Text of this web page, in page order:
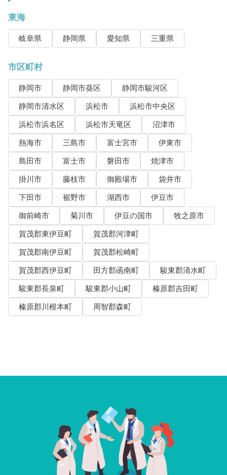
東海
岐阜県 静岡県 愛知県 三重県
市区町村
静岡市 静岡市葵区
静岡市駿河区
静岡市清水区
浜松市
浜松市中央区
浜松市浜名区
浜松市天竜区
沼津市
熱海市
三島市 富士宮市
伊東市
島田市
富士市 磐田市
焼津市
掛川市
藤枝市 御殿場市
袋井市
下田市
裾野市 湖西市
伊豆市
御前崎市
菊川市 伊豆の国市
牧之原市
賀茂郡東伊豆町
賀茂郡河津町
賀茂郡南伊豆町
賀茂郡松崎町
賀茂郡西伊豆町
田方郡函南町
駿東郡清水町
駿東郡長泉町
駿東郡小山町
榛原郡吉田町
榛原郡川根本町
周智郡森町